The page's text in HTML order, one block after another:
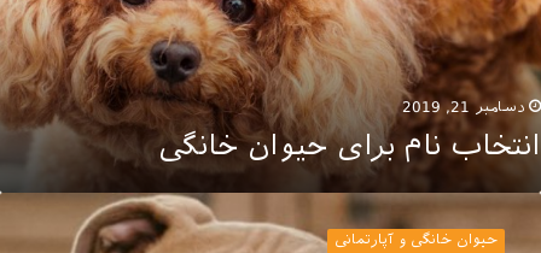
دسامبر 21, 2019
انتخاب نام برای حیوان خانگی
سلامت
دندان
حیوان خانگی و آپارتمانی